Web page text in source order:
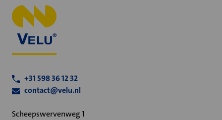
+31 598 36 12 32
contact@velu.nl
Scheepswervenweg 1